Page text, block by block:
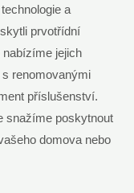
a
prvotřídní
jejich
renomovanými​
příslušenství.
snažíme ​poskytnout
domova nebo⁣